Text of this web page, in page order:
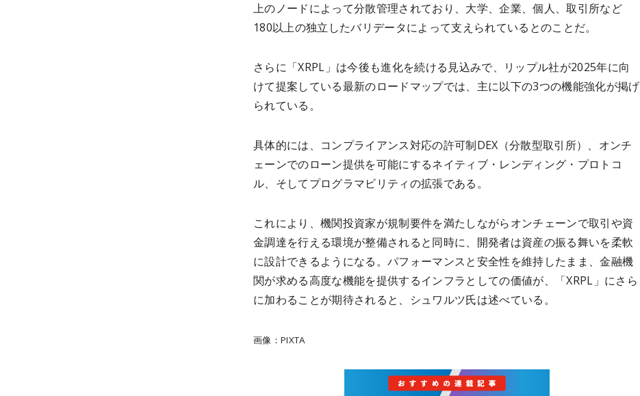
上のノードによって分散管理されており、大学、企業、個人、取引所など
180以上の独立したバリデータによって支えられているとのことだ。
さらに「XRPL」は今後も進化を続ける見込みで、リップル社が2025年に向
けて提案している最新のロードマップでは、主に以下の3つの機能強化が掲げ
られている。
具体的には、コンプライアンス対応の許可制DEX（分散型取引所）、オンチ
ェーンでのローン提供を可能にするネイティブ・レンディング・プロトコ
ル、そしてプログラマビリティの拡張である。
これにより、機関投資家が規制要件を満たしながらオンチェーンで取引や資
金調達を行える環境が整備されると同時に、開発者は資産の振る舞いを柔軟
に設計できるようになる。パフォーマンスと安全性を維持したまま、金融機
関が求める高度な機能を提供するインフラとしての価値が、「XRPL」にさら
に加わることが期待されると、シュワルツ氏は述べている。
画像：PIXTA